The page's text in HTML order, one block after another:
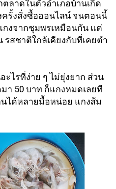
ลาดในตัวอำเภอบ้านเกิด
รั้งสั่งซื้อออนไลน์ จนตอนนี้
กงจากชุมพรเหมือนกัน แต่
รสชาติใกล้เคียงกับที่เคยตำ
ะไรที่ง่าย ๆ ไม่ยุ่งยาก ส่วน
า 50 บาท ก็แกงหมดเลยที
นได้หลายมื้อหน่อย แกงส้ม